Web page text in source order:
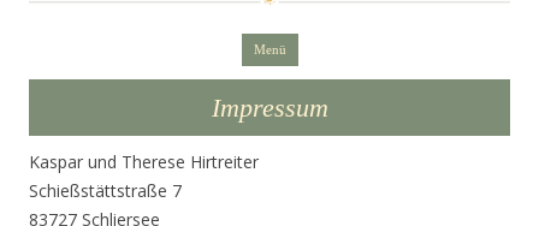
Menü Zum Inhalt springen
Impressum
Kaspar und Therese Hirtreiter
Schießstättstraße 7
83727 Schliersee